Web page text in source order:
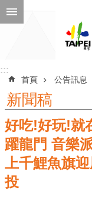
跳到主要內容區塊
公
告
訊
息
::::::
首頁 公告訊息
新聞稿
好吃!好玩!就
躍龍門 音樂派
上千鯉魚旗
投